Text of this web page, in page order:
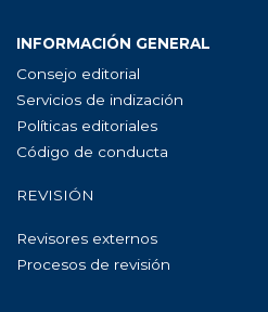
INFORMACIÓN GENERAL
Consejo editorial
Servicios de indización
Políticas editoriales
Código de conducta
REVISIÓN
Revisores externos
Procesos de revisión